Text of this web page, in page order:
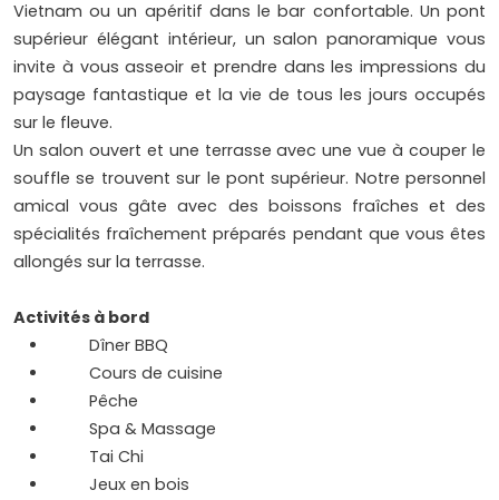
Vietnam ou un apéritif dans le bar confortable. Un pont
supérieur élégant intérieur, un salon panoramique vous
invite à vous asseoir et prendre dans les impressions du
paysage fantastique et la vie de tous les jours occupés
sur le fleuve.
Un salon ouvert et une terrasse avec une vue à couper le
souffle se trouvent sur le pont supérieur. Notre personnel
amical vous gâte avec des boissons fraîches et des
spécialités fraîchement préparés pendant que vous êtes
allongés sur la terrasse.
Activités à bord
Dîner BBQ
Cours de cuisine
Pêche
Spa & Massage
Tai Chi
Jeux en bois